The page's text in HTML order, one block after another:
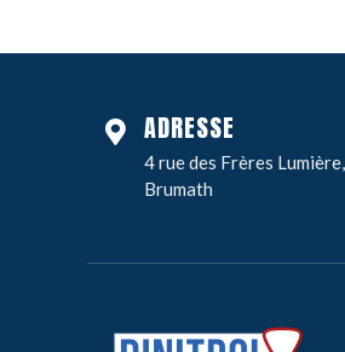
ADRESSE
4 rue des Frères
Brumath